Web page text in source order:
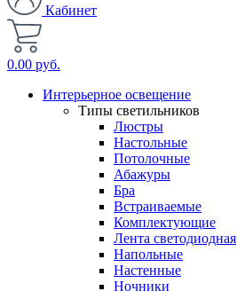
Кабинет
0.00 руб.
Интерьерное освещение
Типы светильников
Люстры
Настольные
Потолочные
Абажуры
Бра
Встраиваемые
Комплектующие
Лента светодиодная
Напольные
Настенные
Ночники